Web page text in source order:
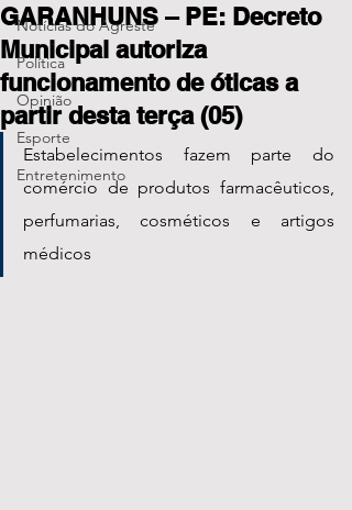
Notícias do Agreste
Política
Opinião
Esporte
Entretenimento
GARANHUNS – PE: Decreto
Municipal autoriza
funcionamento de óticas a
partir desta terça (05)
Estabelecimentos fazem parte do
comércio de produtos farmacêuticos,
perfumarias, cosméticos e artigos
médicos